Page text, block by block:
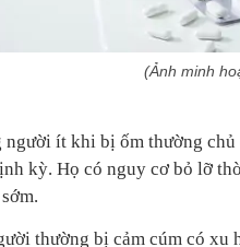
(Ảnh minh
người ít khi bị ốm thường
kỳ. Họ có nguy cơ bỏ lỡ
thường bị cảm cúm có xu